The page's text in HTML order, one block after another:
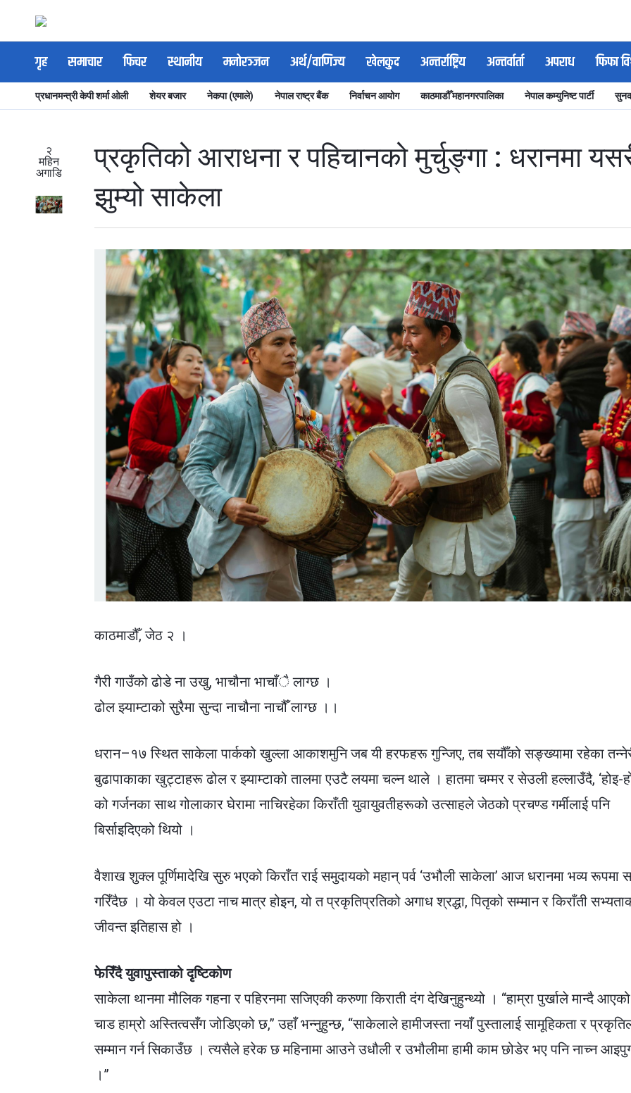
गृह समाचार फिचर स्थानीय मनोरञ्जन अर्थ/वाणिज्य खेलकुद अन्तर्राष्ट्रिय अन्तर्वार्ता अपराध फिफा
प्रधानमन्त्री केपी शर्मा ओली शेयर बजार नेकपा (एमाले) नेपाल राष्ट्र बैंक निर्वाचन आयोग काठमाडौँ महानगरपालिका नेपाल कम्युनिष्ट पार्टी
२
महिन
अगाडि
प्रकृतिको आराधना र पहिचानको मुर्चुङ्गा : धरानमा
झुम्यो साकेला
काठमाडौँ, जेठ २ ।
गैरी गाउँको ढोडे ना उखु, भाचौना भाचाँै लाग्छ ।
ढोल झ्याम्टाको सुरैमा सुन्दा नाचौना नाचौँ लाग्छ ।।
धरान–१७ स्थित साकेला पार्कको खुल्ला आकाशमुनि जब यी हरफहरू गुन्जिए, तब सयौँको सङ्ख्यामा रहेका
बुढापाकाका खुट्टाहरू ढोल र झ्याम्टाको तालमा एउटै लयमा चल्न थाले । हातमा चम्मर र सेउली हल्लाउँदै, ‘होइ-
को गर्जनका साथ गोलाकार घेरामा नाचिरहेका किराँती युवायुवतीहरूको उत्साहले जेठको प्रचण्ड गर्मीलाई पनि
बिर्साइदिएको थियो ।
वैशाख शुक्ल पूर्णिमादेखि सुरु भएको किराँत राई समुदायको महान् पर्व ‘उभौली साकेला’ आज धरानमा भव्य रूपमा
गरिँदैछ । यो केवल एउटा नाच मात्र होइन, यो त प्रकृतिप्रतिको अगाध श्रद्धा, पितृको सम्मान र किराँती
जीवन्त इतिहास हो ।
फेरिँदै युवापुस्ताको दृष्टिकोण
साकेला थानमा मौलिक गहना र पहिरनमा सजिएकी करुणा किराती दंग देखिनुहुन्थ्यो । “हाम्रा पुर्खाले मान्दै
चाड हाम्रो अस्तित्वसँग जोडिएको छ,” उहाँ भन्नुहुन्छ, “साकेलाले हामीजस्ता नयाँ पुस्तालाई सामूहिकता र
सम्मान गर्न सिकाउँछ । त्यसैले हरेक छ महिनामा आउने उधौली र उभौलीमा हामी काम छोडेर भए पनि नाच्न
।”